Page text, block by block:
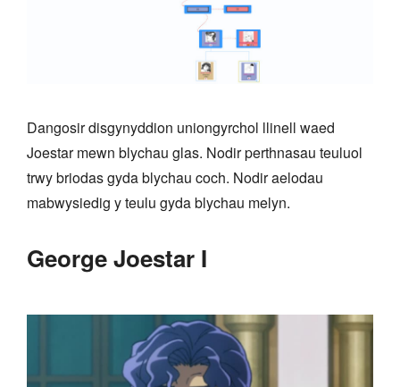
Dangosir disgynyddion uniongyrchol llinell waed
Joestar mewn blychau glas. Nodir perthnasau teuluol
trwy briodas gyda blychau coch. Nodir aelodau
mabwysiedig y teulu gyda blychau melyn.
George Joestar I